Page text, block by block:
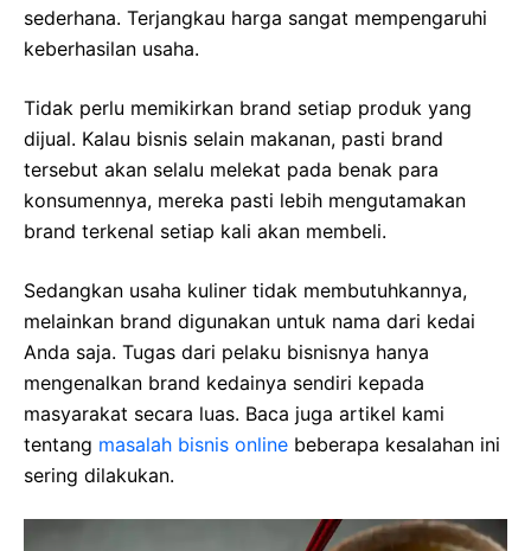
sederhana. Terjangkau harga sangat mempengaruhi
keberhasilan usaha.
Tidak perlu memikirkan brand setiap produk yang
dijual. Kalau bisnis selain makanan, pasti brand
tersebut akan selalu melekat pada benak para
konsumennya, mereka pasti lebih mengutamakan
brand terkenal setiap kali akan membeli.
Sedangkan usaha kuliner tidak membutuhkannya,
melainkan brand digunakan untuk nama dari kedai
Anda saja. Tugas dari pelaku bisnisnya hanya
mengenalkan brand kedainya sendiri kepada
masyarakat secara luas. Baca juga artikel kami
tentang masalah bisnis online beberapa kesalahan ini
sering dilakukan.